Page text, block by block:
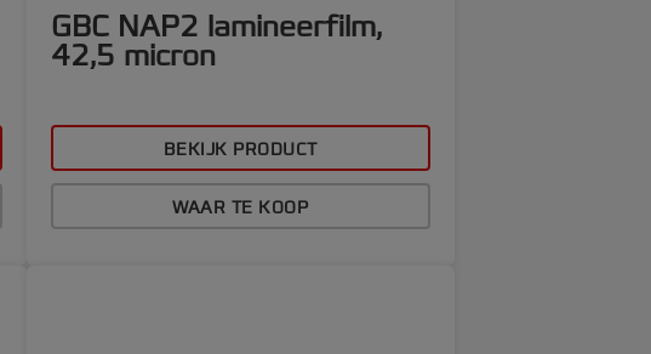
GBC NAP2 lamineerfilm,
42,5 micron
BEKIJK PRODUCT
WAAR TE KOOP